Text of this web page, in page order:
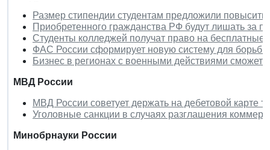
Размер стипендии студентам предложили
Приобретенного гражданства РФ будут лишать за
Студенты колледжей получат право на бесплатные
ФАС России сформирует новую систему для
Бизнес в регионах с военными действиями сможет
МВД России
МВД России советует держать на дебетовой карте
Уголовные санкции в случаях разглашения
Минобрнауки России